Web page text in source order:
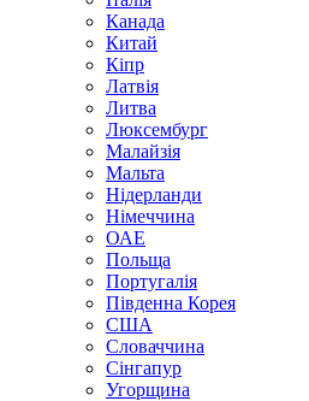
Канада
Китай
Кіпр
Латвія
Литва
Люксембург
Малайзія
Мальта
Нідерланди
Німеччина
ОАЕ
Польща
Португалія
Південна Корея
США
Словаччина
Сінгапур
Угорщина